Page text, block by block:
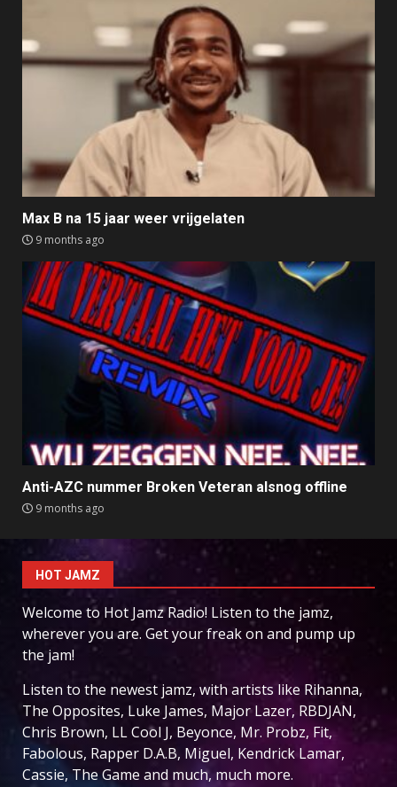
Max B na 15 jaar weer vrijgelaten
9 months ago
Anti-AZC nummer Broken Veteran alsnog offline
9 months ago
HOT JAMZ
Welcome to Hot Jamz Radio! Listen to the jamz,
wherever you are. Get your freak on and pump up
the jam!
Listen to the newest jamz, with artists like Rihanna,
The Opposites, Luke James, Major Lazer, RBDJAN,
Chris Brown, LL Cool J, Beyonce, Mr. Probz, Fit,
Fabolous, Rapper D.A.B, Miguel, Kendrick Lamar,
Cassie, The Game and much, much more.